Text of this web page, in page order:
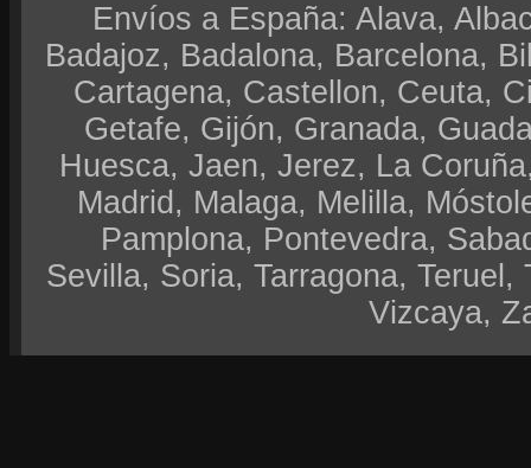
Envíos a España: Alava,
Badajoz, Badalona, Barcelona,
Cartagena, Castellon, Ceuta,
Getafe, Gijón, Granada,
Huesca, Jaen, Jerez, La
Madrid, Malaga, Melilla,
Pamplona, Pontevedra,
Sevilla, Soria, Tarragona,
Vizcaya,